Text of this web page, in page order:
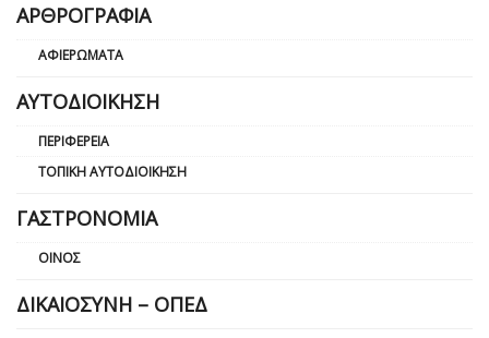
ΑΡΘΡΟΓΡΑΦΊΑ
ΑΦΙΕΡΏΜΑΤΑ
ΑΥΤΟΔΙΟΊΚΗΣΗ
ΠΕΡΙΦΈΡΕΙΑ
ΤΟΠΙΚΉ ΑΥΤΟΔΙΟΊΚΗΣΗ
ΓΑΣΤΡΟΝΟΜΊΑ
ΟΊΝΟΣ
ΔΙΚΑΙΟΣΎΝΗ – ΟΠΕΔ